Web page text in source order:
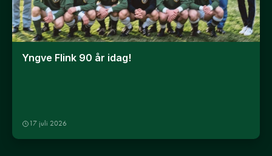
Yngve Flink 90 år idag!
17 juli 2026